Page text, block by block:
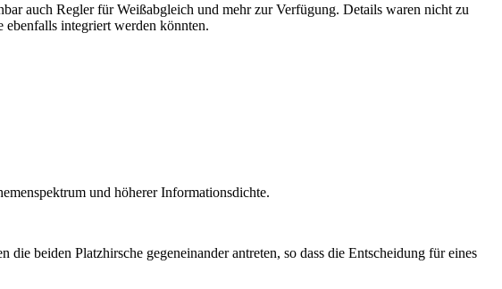
auch Regler für Weißabgleich und mehr zur Verfügung. Details waren nicht zu
ebenfalls integriert werden könnten.
und höherer Informationsdichte.
beiden Platzhirsche gegeneinander antreten, so dass die Entscheidung für eines